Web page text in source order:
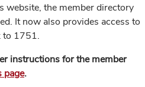
website, the member directory
It now also provides access to
to 1751.
instructions for the member
page.